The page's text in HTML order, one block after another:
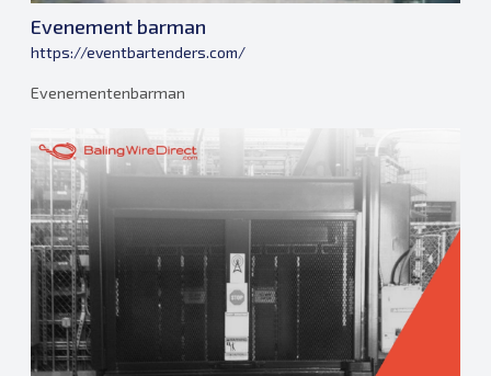
Evenement barman
https://eventbartenders.com/
Evenementenbarman